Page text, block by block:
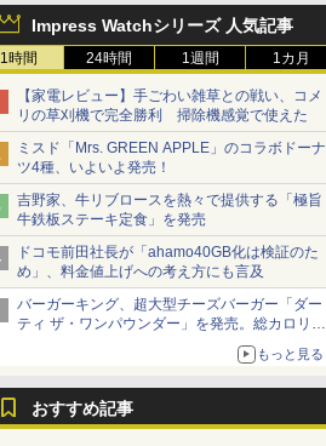
Impress Watchシリーズ 人気記事
1時間 24時間 1週間 1カ月
【家電レビュー】手ごわい雑草との戦い、コメ
リの草刈機で完全勝利 掃除機感覚で使えた
ミスド「Mrs. GREEN APPLE」のコラボドーナ
ツ4種、いよいよ発売！
吉野家、牛リブロースを熱々で提供する「極旨
牛鉄板ステーキ定食」を発売
ドコモ前田社長が「ahamo40GB化は検証のた
め」、料金値上げへの考え方にも言及
バーガーキング、超大型チーズバーガー「ダー
ティ ザ・ワンパウンダー」を発売。総カロリー
もっと見る
おすすめ記事